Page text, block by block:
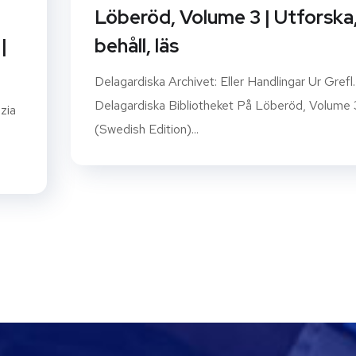
Löberöd, Volume 3 |
behåll, läs
Delagardiska Archivet: Eller Handlingar Ur Grefl.
Delagardiska Bibliotheket På Löberöd, Volume
(Swedish Edition)...